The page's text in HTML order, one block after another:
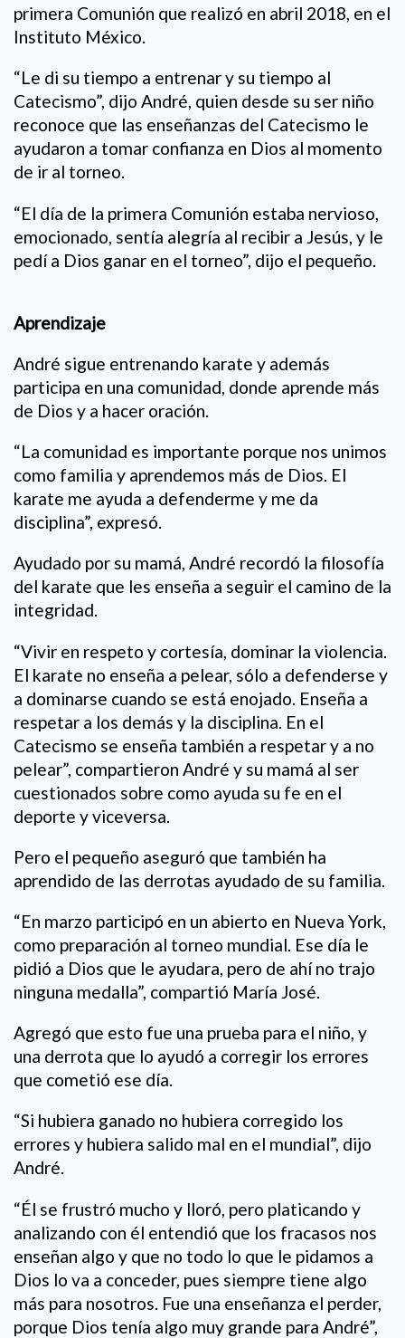
primera Comunión que realizó en abril 2018, en el
Instituto México.
“Le di su tiempo a entrenar y su tiempo al
Catecismo”, dijo André, quien desde su ser niño
reconoce que las enseñanzas del Catecismo le
ayudaron a tomar confianza en Dios al momento
de ir al torneo.
“El día de la primera Comunión estaba nervioso,
emocionado, sentía alegría al recibir a Jesús, y le
pedí a Dios ganar en el torneo”, dijo el pequeño.
Aprendizaje
André sigue entrenando karate y además
participa en una comunidad, donde aprende más
de Dios y a hacer oración.
“La comunidad es importante porque nos unimos
como familia y aprendemos más de Dios. El
karate me ayuda a defenderme y me da
disciplina”, expresó.
Ayudado por su mamá, André recordó la filosofía
del karate que les enseña a seguir el camino de la
integridad.
“Vivir en respeto y cortesía, dominar la violencia.
El karate no enseña a pelear, sólo a defenderse y
a dominarse cuando se está enojado. Enseña a
respetar a los demás y la disciplina. En el
Catecismo se enseña también a respetar y a no
pelear”, compartieron André y su mamá al ser
cuestionados sobre como ayuda su fe en el
deporte y viceversa.
Pero el pequeño aseguró que también ha
aprendido de las derrotas ayudado de su familia.
“En marzo participó en un abierto en Nueva York,
como preparación al torneo mundial. Ese día le
pidió a Dios que le ayudara, pero de ahí no trajo
ninguna medalla”, compartió María José.
Agregó que esto fue una prueba para el niño, y
una derrota que lo ayudó a corregir los errores
que cometió ese día.
“Si hubiera ganado no hubiera corregido los
errores y hubiera salido mal en el mundial”, dijo
André.
“Él se frustró mucho y lloró, pero platicando y
analizando con él entendió que los fracasos nos
enseñan algo y que no todo lo que le pidamos a
Dios lo va a conceder, pues siempre tiene algo
más para nosotros. Fue una enseñanza el perder,
porque Dios tenía algo muy grande para André”,